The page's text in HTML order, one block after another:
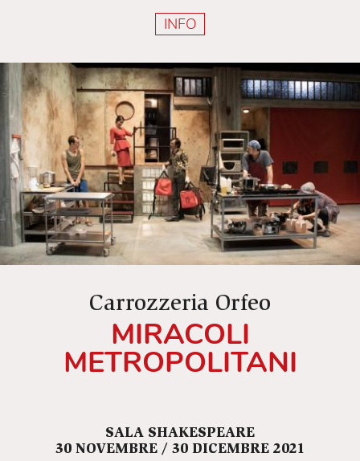
INFO
Carrozzeria Orfeo
MIRACOLI
METROPOLITANI
SALA SHAKESPEARE
30 NOVEMBRE / 30 DICEMBRE 2021